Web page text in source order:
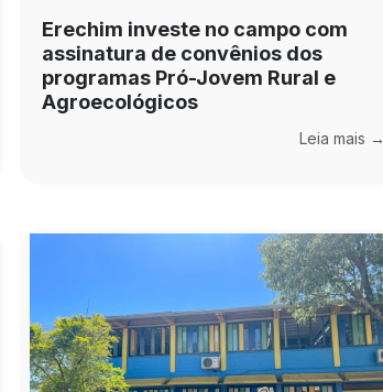
Erechim investe no campo com
assinatura de convênios dos
programas Pró-Jovem Rural e
Agroecológicos
Leia mais →